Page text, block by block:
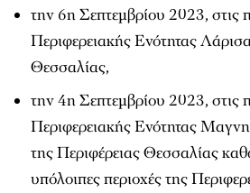
την 6η Σεπτεμβρίου 2023, στις
Περιφερειακής Ενότητας
Θεσσαλίας,
την 4η Σεπτεμβρίου 2023, στις
Περιφερειακής Ενότητας
της Περιφέρειας Θεσσαλίας
υπόλοιπες περιοχές της